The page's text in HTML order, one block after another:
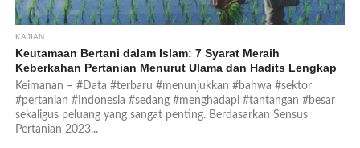
KAJIAN
Keutamaan Bertani dalam Islam: 7 Syarat Meraih
Keberkahan Pertanian Menurut Ulama dan Hadits Lengkap
Keimanan – #Data #terbaru #menunjukkan #bahwa #sektor
#pertanian #Indonesia #sedang #menghadapi #tantangan #besar
sekaligus peluang yang sangat penting. Berdasarkan Sensus
Pertanian 2023...